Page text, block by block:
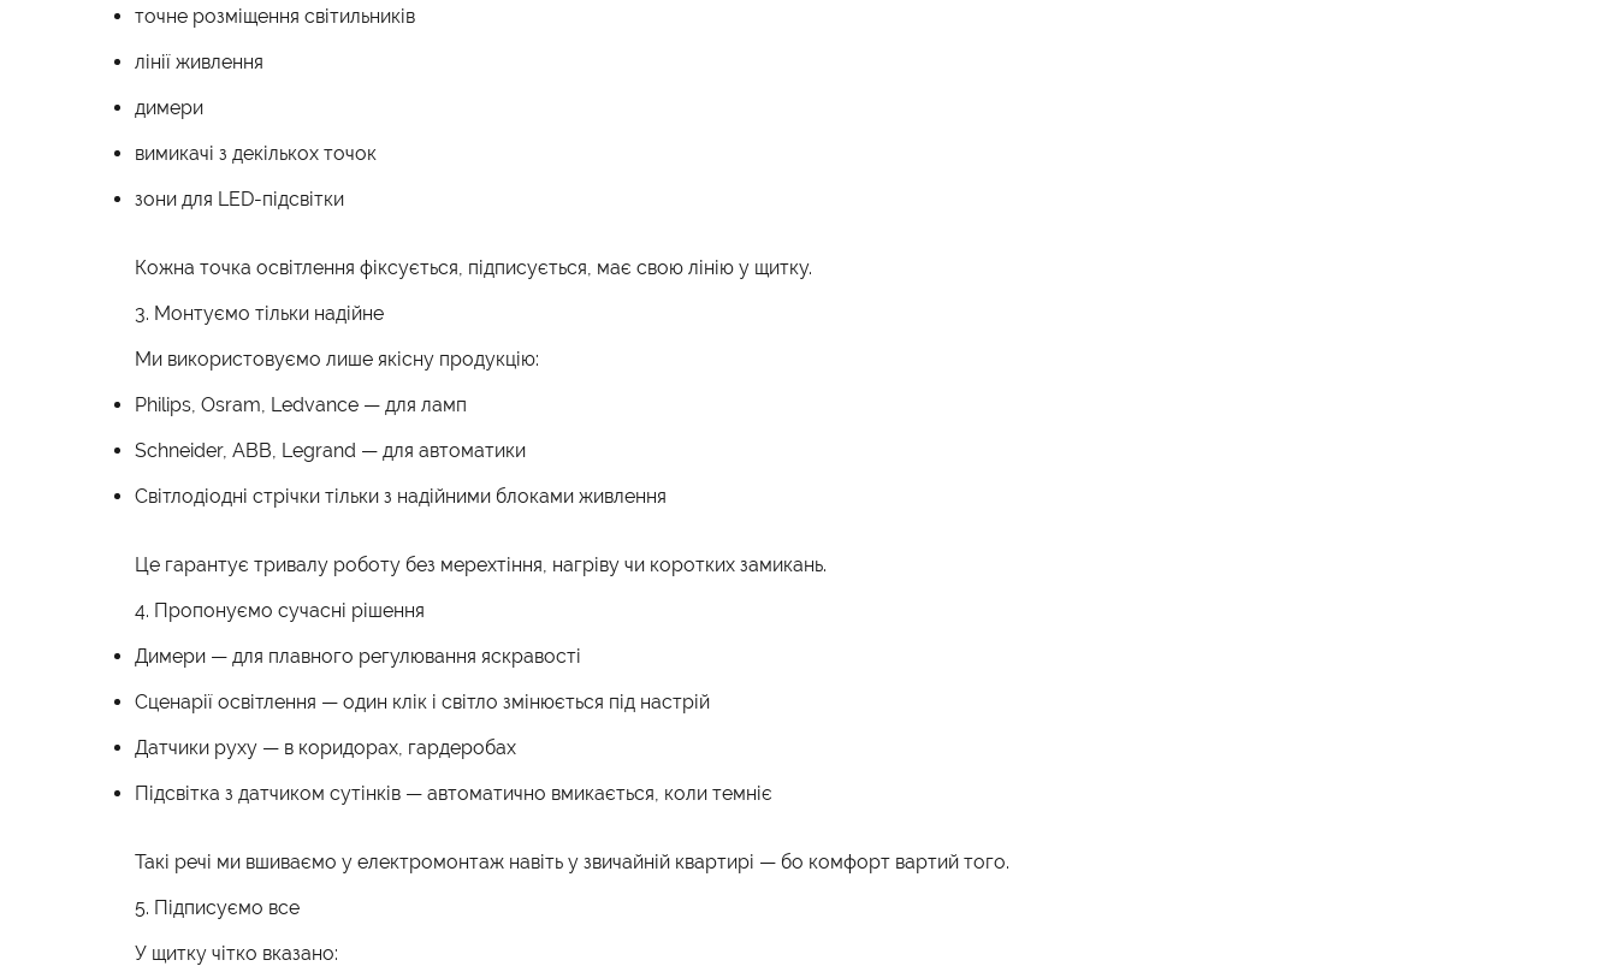
точне розміщення світильників
лінії живлення
димери
вимикачі з декількох точок
зони для LED-підсвітки
Кожна точка освітлення фіксується, підписується, має свою лінію у щитку.
3. Монтуємо тільки надійне
Ми використовуємо лише якісну продукцію:
Philips, Osram, Ledvance — для ламп
Schneider, ABB, Legrand — для автоматики
Світлодіодні стрічки тільки з надійними блоками живлення
Це гарантує тривалу роботу без мерехтіння, нагріву чи коротких замикань.
4. Пропонуємо сучасні рішення
Димери — для плавного регулювання яскравості
Сценарії освітлення — один клік і світло змінюється під настрій
Датчики руху — в коридорах, гардеробах
Підсвітка з датчиком сутінків — автоматично вмикається, коли темніє
Такі речі ми вшиваємо у електромонтаж навіть у звичайній квартирі — бо комфорт вартий того.
5. Підписуємо все
У щитку чітко вказано: